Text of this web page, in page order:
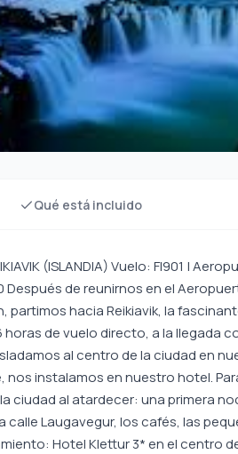
Qué está incluido
(ISLANDIA) Vuelo: FI901 |
Después de reunirnos en el
partimos hacia Reikiavik, la
de vuelo directo, a la llegada
al centro de la ciudad en
nos instalamos en nuestro hotel.
ciudad al atardecer: una primera
calle Laugavegur, los cafés, las
Hotel Klettur 3* en el centro